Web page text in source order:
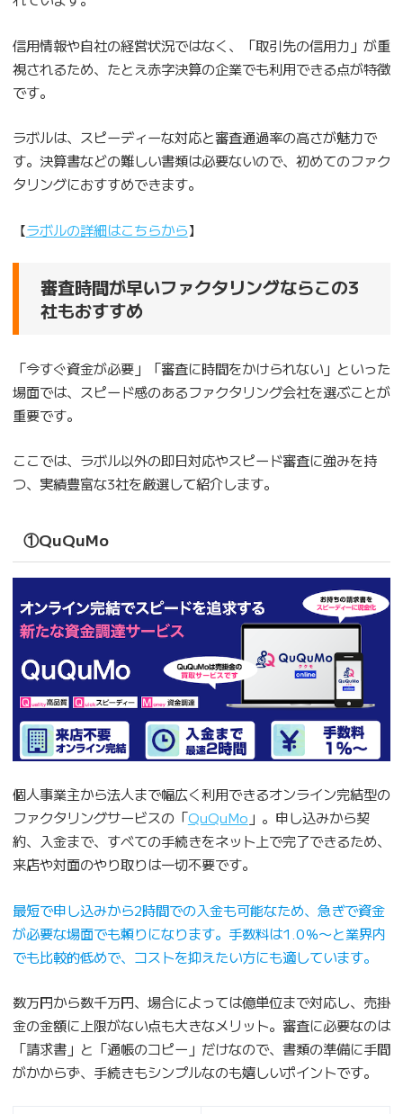
信用情報や自社の経営状況ではなく、「取引先の信用力」が重
視されるため、たとえ赤字決算の企業でも利用できる点が特徴
です。
ラボルは、スピーディーな対応と審査通過率の高さが魅力で
す。決算書などの難しい書類は必要ないので、初めてのファク
タリングにおすすめできます。
【ラボルの詳細はこちらから】
審査時間が早いファクタリングならこの3
社もおすすめ
「今すぐ資金が必要」「審査に時間をかけられない」といった
場面では、スピード感のあるファクタリング会社を選ぶことが
重要です。
ここでは、ラボル以外の即日対応やスピード審査に強みを持
つ、実績豊富な3社を厳選して紹介します。
①QuQuMo
個人事業主から法人まで幅広く利用できるオンライン完結型の
ファクタリングサービスの「QuQuMo 」。申し込みから契
約、入金まで、すべての手続きをネット上で完了できるため、
来店や対面のやり取りは一切不要です。
最短で申し込みから2時間での入金も可能なため、急ぎで資金
が必要な場面でも頼りになります。手数料は1.0％〜と業界内
でも比較的低めで、コストを抑えたい方にも適しています。
数万円から数千万円、場合によっては億単位まで対応し、売掛
金の金額に上限がない点も大きなメリット。審査に必要なのは
「請求書」と「通帳のコピー」だけなので、書類の準備に手間
がかからず、手続きもシンプルなのも嬉しいポイントです。